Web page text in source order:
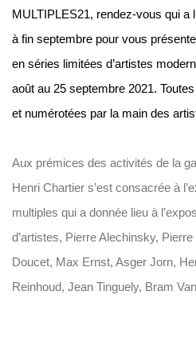
MULTIPLES21, rendez-vous qui a
à fin septembre pour vous
en séries limitées d’artistes
août au 25 septembre 2021.
et numérotées par la main des
Aux prémices des activités de la
Henri Chartier s’est consacrée à
multiples qui a donnée lieu à
d’artistes, Pierre Alechinsky,
Doucet, Max Ernst, Asger Jorn,
Reinhoud, Jean Tinguely, Bram